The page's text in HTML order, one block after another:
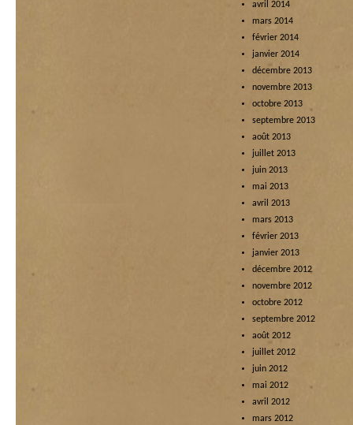
avril 2014
mars 2014
février 2014
janvier 2014
décembre 2013
novembre 2013
octobre 2013
septembre 2013
août 2013
juillet 2013
juin 2013
mai 2013
avril 2013
mars 2013
février 2013
janvier 2013
décembre 2012
novembre 2012
octobre 2012
septembre 2012
août 2012
juillet 2012
juin 2012
mai 2012
avril 2012
mars 2012